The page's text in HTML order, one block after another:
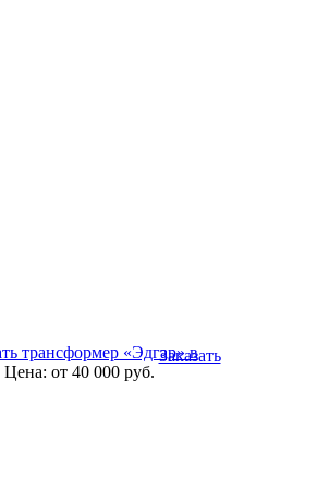
трансформер «Эдгар» в
Цена: от 40 000руб.
Заказать